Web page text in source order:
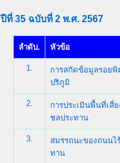
ปีที่ 35 ฉบับที่ 2 พ.ศ. 2567
ลำดับ. หัวข้อ
1.
การสกัดข้อมูลรอยพิ
ปริภูมิ
2.
การประเมินพื้นที่เสี่
ชลประทาน
3.
สมรรถนะของถนนไ
ทาน